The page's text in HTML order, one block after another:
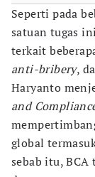
Seperti pada
satuan tugas
terkait
anti-bribery,
Haryanto
and
global
sebab itu,